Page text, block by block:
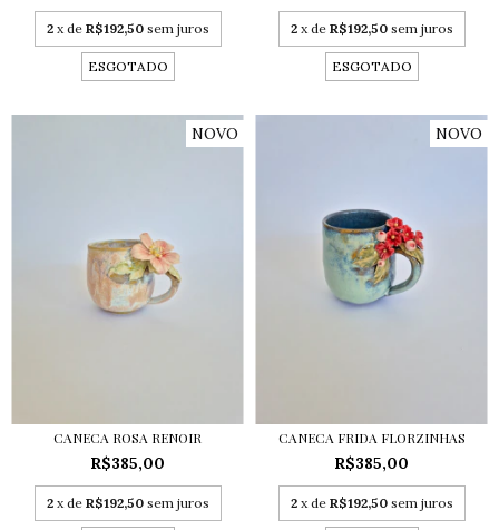
2 x de R$192,50 sem juros
ESGOTADO
2 x de R$192,50 sem juros
ESGOTADO
NOVO
CANECA ROSA RENOIR
R$385,00
2 x de R$192,50 sem juros
NOVO
CANECA FRIDA FLORZINHAS
R$385,00
2 x de R$192,50 sem juros